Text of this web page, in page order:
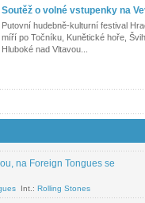
Soutěž o volné vstupenky na
Putovní hudebně-kulturní festival
míří po Točníku, Kunětické hoře,
Hluboké nad Vltavou...
na Foreign Tongues se
Int.: Rolling Stones